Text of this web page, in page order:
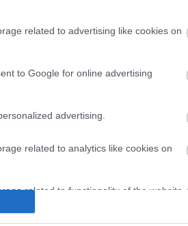
related to advertising like cookies on
to Google for online advertising
advertising.
related to analytics like cookies on
related to functionality of the website